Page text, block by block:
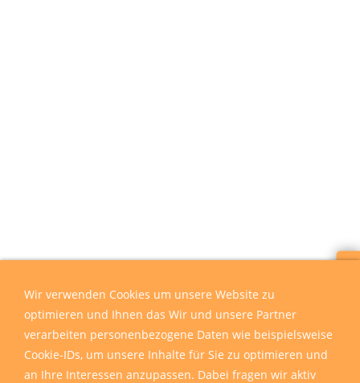
Wir verwenden Cookies um unsere Website zu
optimieren und Ihnen das Wir und unsere Partner
verarbeiten personenbezogene Daten wie beispielsweise
Cookie-IDs, um unsere Inhalte für Sie zu optimieren und
an Ihre Interessen anzupassen. Dabei fragen wir aktiv